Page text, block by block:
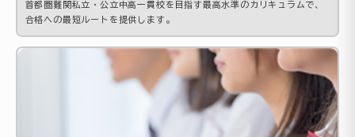
首都圏難関私立・公立中高一貫校を目指す最高水準のカリキュラムで、
合格への最短ルートを提供します。